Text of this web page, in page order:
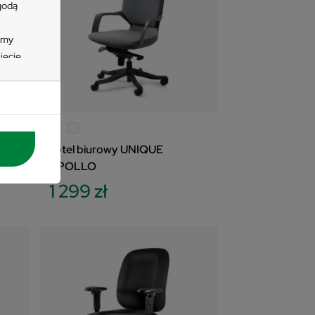
z
Fotel biurowy UNIQUE
APOLLO
1 299 zł